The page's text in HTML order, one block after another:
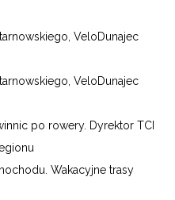
VeloDunajec
VeloDunajec
po rowery. Dyrektor TCI
Wakacyjne trasy